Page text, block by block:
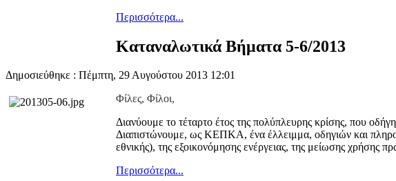
Περισσότερα...
Καταναλωτικά Βήματα 5-6/2013
Δημοσιεύθηκε : Πέμπτη, 29 Αυγούστου 2013 12:01
Φίλες, Φίλοι,
Διανύουμε το τέταρτο έτος της πολύπλευρης κρίσης, που
Διαπιστώνουμε, ως ΚΕΠΚΑ, ένα έλλειμμα, οδηγιών και
εθνικής), της εξοικονόμησης ενέργειας, της μείωσης χρήσης
Περισσότερα...